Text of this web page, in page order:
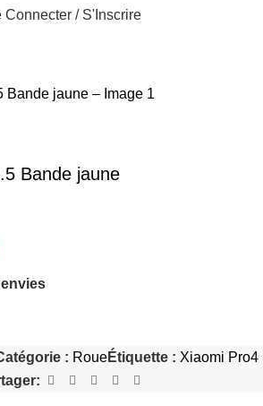
Connecter / S'Inscrire
Bande jaune
: RoueÉtiquette : Xiaomi Pro4